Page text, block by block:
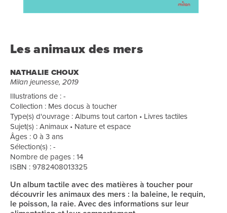
Les animaux des mers
NATHALIE CHOUX
Milan jeunesse, 2019
Illustrations de : -
Collection : Mes docus à toucher
Type(s) d'ouvrage : Albums tout carton • Livres tactiles
Sujet(s) : Animaux • Nature et espace
Âges : 0 à 3 ans
Sélection(s) : -
Nombre de pages : 14
ISBN : 9782408013325
Un album tactile avec des matières à toucher pour
découvrir les animaux des mers : la baleine, le requin,
le poisson, la raie. Avec des informations sur leur